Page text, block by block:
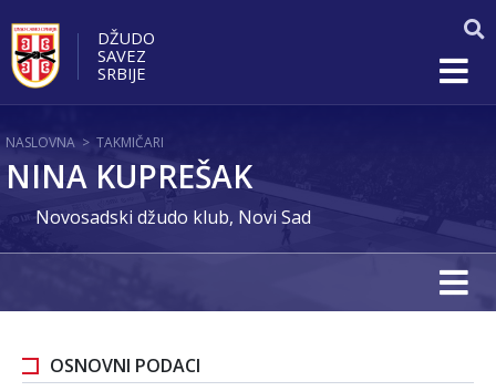
DŽUDO
SAVEZ
SRBIJE
NASLOVNA > TAKMIČARI
NINA KUPREŠAK
Novosadski džudo klub, Novi Sad
OSNOVNI PODACI